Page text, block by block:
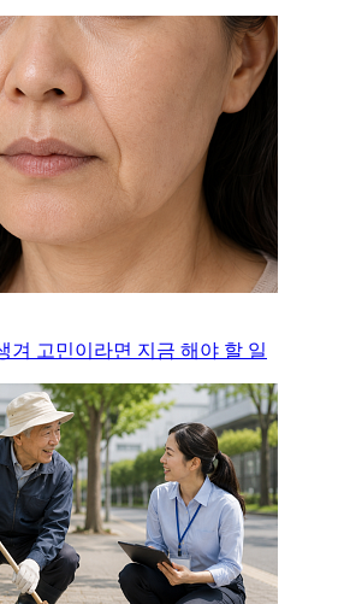
겨 고민이라면 지금 해야 할 일